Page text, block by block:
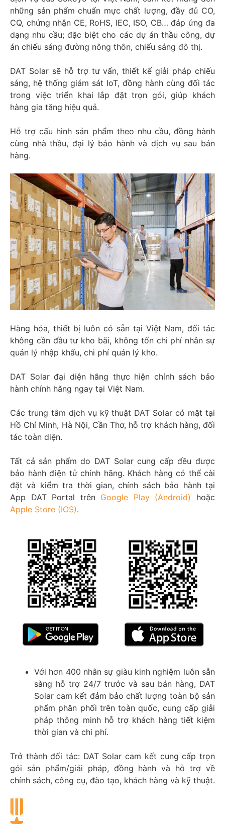
những sản phẩm chuẩn mực chất lượng, đầy đủ CO,
CQ, chứng nhận CE, RoHS, IEC, ISO, CB… đáp ứng đa
dạng nhu cầu; đặc biệt cho các dự án thầu công, dự
án chiếu sáng đường nông thôn, chiếu sáng đô thị.
DAT Solar sẽ hỗ trợ tư vấn, thiết kế giải pháp chiếu
sáng, hệ thống giám sát IoT, đồng hành cùng đối tác
trong việc triển khai lắp đặt trọn gói, giúp khách
hàng gia tăng hiệu quả.
Hỗ trợ cấu hình sản phẩm theo nhu cầu, đồng hành
cùng nhà thầu, đại lý bảo hành và dịch vụ sau bán
hàng.
Hàng hóa, thiết bị luôn có sẵn tại Việt Nam, đối tác
không cần đầu tư kho bãi, không tốn chi phí nhân sự
quản lý nhập khẩu, chi phí quản lý kho.
DAT Solar đại diện hãng thực hiện chính sách bảo
hành chính hãng ngay tại Việt Nam.
Các trung tâm dịch vụ kỹ thuật DAT Solar có mặt tại
Hồ Chí Minh, Hà Nội, Cần Thơ, hỗ trợ khách hàng, đối
tác toàn diện.
Tất cả sản phẩm do DAT Solar cung cấp đều được
bảo hành điện tử chính hãng. Khách hàng có thể cài
đặt và kiểm tra thời gian, chính sách bảo hành tại
App DAT Portal trên Google Play (Android)
hoặc
Apple Store (IOS).
Với hơn 400 nhân sự giàu kinh nghiệm luôn sẵn
sàng hỗ trợ 24/7 trước và sau bán hàng, DAT
Solar cam kết đảm bảo chất lượng toàn bộ sản
phẩm phân phối trên toàn quốc, cung cấp giải
pháp thông minh hỗ trợ khách hàng tiết kiệm
thời gian và chi phí.
Trở thành đối tác: DAT Solar cam kết cung cấp trọn
gói sản phẩm/giải pháp, đồng hành và hỗ trợ về
chính sách, công cụ, đào tạo, khách hàng và kỹ thuật.